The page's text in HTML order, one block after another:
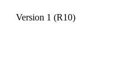
Version 1 (R10)